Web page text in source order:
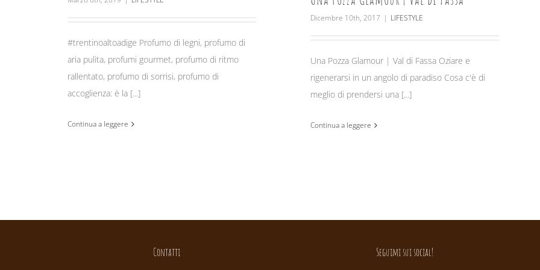
#trentinoaltoadige Profumo di legni, profumo di
aria pulita, profumi gourmet, profumo di ritmo
rallentato, profumo di sorrisi, profumo di
accoglienza: è la [...]
Continua a leggere
Dicembre 10th, 2017 | LIFESTYLE
Una Pozza Glamour | Val di Fassa Oziare e
rigenerarsi in un angolo di paradiso Cosa c'è di
meglio di prendersi una [...]
Continua a leggere
Contatti Seguimi sui social!